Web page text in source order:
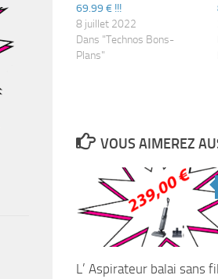
69.99 € !!!
8 juillet 2022
Dans "Technos Bons-
Plans"
VOUS AIMEREZ
L’ Aspirateur balai sans fil